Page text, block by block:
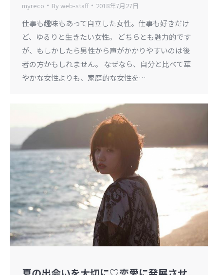
myreco Byweb-staff 2018年7月27日
仕事も趣味もあって自立した女性。仕事も好きだけ
ど、ゆるりと生きたい女性。 どちらとも魅力的です
が、もしかしたら男性から声がかかりやすいのは後
者の方かもしれません。 なぜなら、自分と比べて華
やかな女性よりも、家庭的な女性を…